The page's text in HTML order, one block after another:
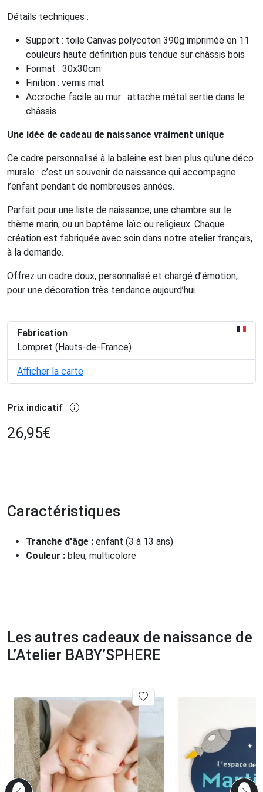
Détails techniques :
Support : toile Canvas polycoton 390g imprimée en 11
couleurs haute définition puis tendue sur châssis bois
Format : 30x30cm
Finition : vernis mat
Accroche facile au mur : attache métal sertie dans le
châssis
Une idée de cadeau de naissance vraiment unique
Ce cadre personnalisé à la baleine est bien plus qu’une déco
murale : c’est un souvenir de naissance qui accompagne
l’enfant pendant de nombreuses années.
Parfait pour une liste de naissance, une chambre sur le
thème marin, ou un baptême laïc ou religieux. Chaque
création est fabriquée avec soin dans notre atelier français,
à la demande.
Offrez un cadre doux, personnalisé et chargé d’émotion,
pour une décoration très tendance aujourd’hui.
Fabrication
Lompret (Hauts-de-France)
Afficher la carte
Prix indicatif
26,95€
Caractéristiques
Tranche d'âge : enfant (3 à 13 ans)
Couleur : bleu, multicolore
Les autres cadeaux de naissance de
L’Atelier BABY’SPHERE